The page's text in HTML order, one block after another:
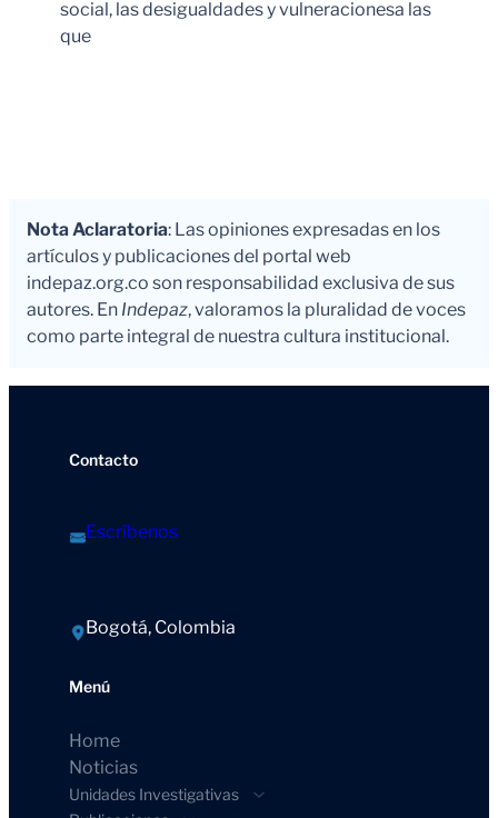
social, las desigualdades y vulneracionesa las
que
Nota Aclaratoria: Las opiniones expresadas en los
artículos y publicaciones del portal web
indepaz.org.co son responsabilidad exclusiva de sus
autores. En Indepaz, valoramos la pluralidad de voces
como parte integral de nuestra cultura institucional.
Contacto
Escríbenos
Bogotá, Colombia
Menú
Home
Noticias
Unidades Investigativas